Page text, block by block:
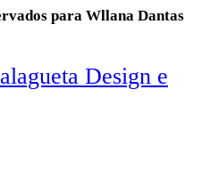
para Wllana Dantas
Design e